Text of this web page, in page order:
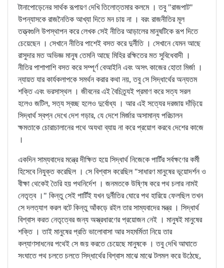
টানাপোড়েনের সার্থক রূপায়ণ দেখি তিলোত্তমার কলমে । তবু "রাজপাট"
উপন্যাসকে রাজনৈতিক আখ্যা দিতে মন চায় না । বরং রাজনীতির মূল
তত্ত্বগুলি উপস্থাপন করে লেখক সেই নীতির আড়ালের মানুষটিকে রূপ দিতে
চেয়েছেন । সেখানে নীতির পাশেই বসত করে দুর্নীতি । সেখানে যেমন আছে
রাসুদার মত অভিজ্ঞ মানুষ তেমনি আছে মিহির রক্ষিতের মত সুবিধেবাদী ।
নীতির পাশাপাশি বসত করে সম্পূর্ণ বেআইনি এবং অসৎ কাজের হোতা মির্জা ।
ন্যায়ত যার কার্যকলাপকে সমর্থন করার কথা নয়, তবু সে সিদ্ধার্থের অন্যতম
শক্তি এবং ভরসাস্থল । জীবনের এই বৈচিত্র্যই প্রমাণ করে সত্য সরল
হলেও জটিল, সত্য স্বচ্ছ হলেও দুর্বোধ্য । আর এই সত্যের দরজায় দাঁড়িয়ে
সিদ্ধার্থ স্বপ্ন দেখে দেশ গড়ার, যে দেশে মির্জার অসামান্য পরিচালন
ক্ষমতাকে চোরাচালানের পথে অযথা ব্যায় না করে প্রয়োগ করবে দেশের কাজে
।
একদিন সাম্যবাদের মন্ত্রে দীক্ষিত হয়ে সিদ্ধার্থ নিজেকে পার্টির সর্বক্ষণের কর্মী
হিসেবে নিযুক্ত করেছিল । সে বিশ্বাস করেছিল "সাধারণ মানুষের ভূয়োদর্শন ও
বীক্ষা থেকেই তৈরি হয় পথনির্দেশ । জনমতকে উষ্ণিষ করে পথ চলার নামই
নেতৃত্ব ।" কিন্তু সেই পার্টিই যখন দুর্নীতির ঘোরে পথ হারিয়ে ফেলছিল তখন
সে দলত্যাগ করল বটে কিন্তু আঁকড়ে রইল তার সাম্যবাদের মন্ত্র । সিদ্ধার্থ
বিশ্বাস করত নেতৃত্বের জন্য অস্ত্রধারণের প্রয়োজন নেই । মানুষই মানুষের
শক্তি । তাই মানুষের প্রতি ভালোবাসা আর সহমর্মিতা নিয়ে তার
কল্যাণসাধনের পথেই সে জয় করতে চেয়েছে মানুষকে । তবু দেখি আঘাতে
সংঘাতে পথ চলতে চলতে সিদ্ধার্থের বিশ্বাস মাঝে মাঝে টলমল করে উঠেছে,